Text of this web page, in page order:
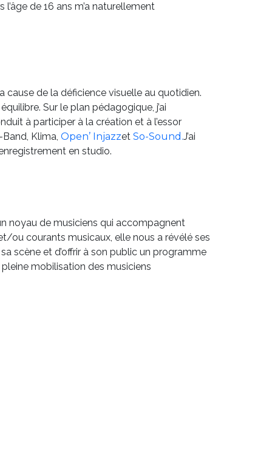
de 16 ans m’a naturellement
cause de la déficience visuelle au quotidien.
Sur le plan pédagogique, j’ai
à participer à la création et à l’essor
Klima, Open’ Injazzet So-Sound.J’ai
en studio.
noyau de musiciens qui accompagnent
ou courants musicaux, elle nous a révélé ses
scène et d’offrir à son public un programme
mobilisation des musiciens